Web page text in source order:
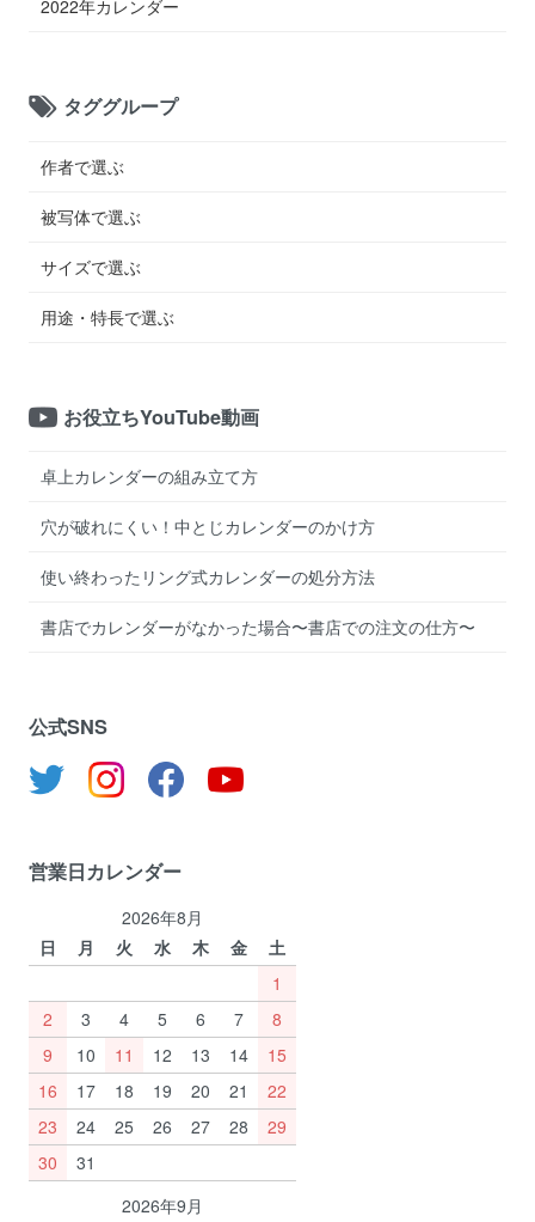
2022年カレンダー
タググループ
作者で選ぶ
被写体で選ぶ
サイズで選ぶ
用途・特長で選ぶ
お役立ちYouTube動画
卓上カレンダーの組み立て方
穴が破れにくい！中とじカレンダーのかけ方
使い終わったリング式カレンダーの処分方法
書店でカレンダーがなかった場合〜書店での注文の仕方〜
公式SNS
営業日カレンダー
2026年8月
日
月 火 水 木 金
土
1
2
3 4 5 6 7
8
9
10 11 12 13 14
15
16
17 18 19 20 21
22
23
24 25 26 27 28
29
30
31
2026年9月